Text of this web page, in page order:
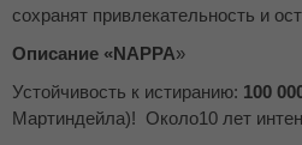
сохранят привлекательность и
Описание «NAPPA»
Устойчивость к истиранию: 100
Мартиндейла)! Около10 лет